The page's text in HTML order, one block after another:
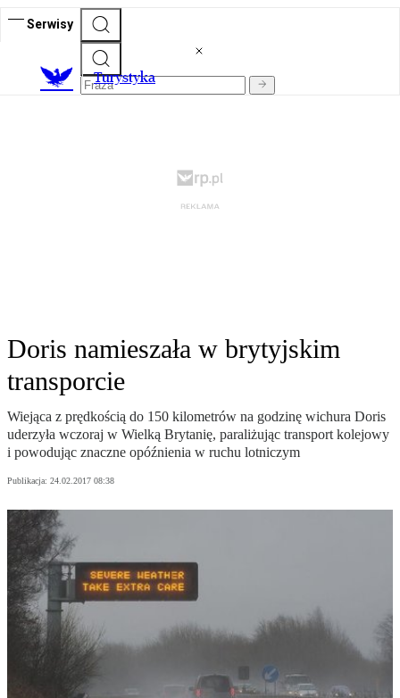
Serwisy
Turystyka
Doris namieszała w brytyjskim
transporcie
Wiejąca z prędkością do 150 kilometrów na godzinę wichura Doris
uderzyła wczoraj w Wielką Brytanię, paraliżując transport kolejowy
i powodując znaczne opóźnienia w ruchu lotniczym
Publikacja: 24.02.2017 08:38